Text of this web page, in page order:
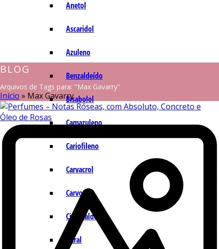
Anetol
Ascaridol
Azuleno
Benzaldeído
Bisabolol
Camazuleno
Cariofileno
Carvacrol
Carvona
Cinamaldeído
Citral
BLOG
Arquivos de Tags para: "Max Gavarry"
Início » Max Gavarry